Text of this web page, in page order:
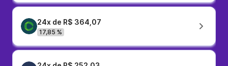
24x de R$ 364,07
17,85 %